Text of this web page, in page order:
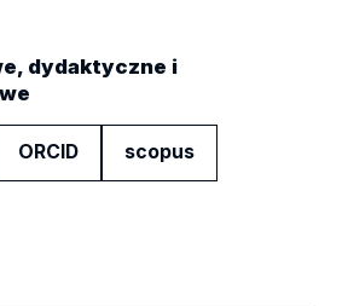
dydaktyczne i
ORCID scopus